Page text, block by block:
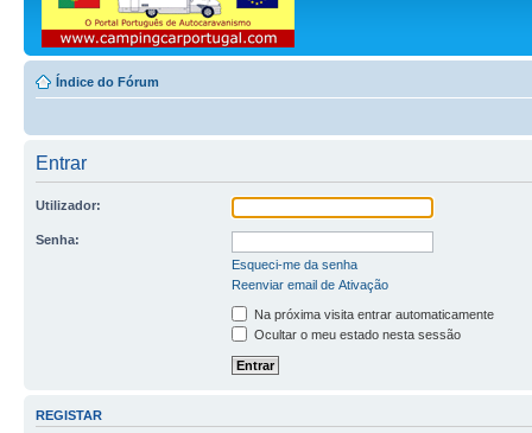
Índice do Fórum
Entrar
Utilizador:
Senha:
Esqueci-me da senha
Reenviar email de Ativação
Na próxima visita entrar automaticamente
Ocultar o meu estado nesta sessão
REGISTAR